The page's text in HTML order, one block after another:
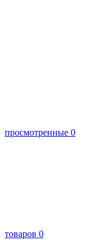
просмотренные 0
товаров 0